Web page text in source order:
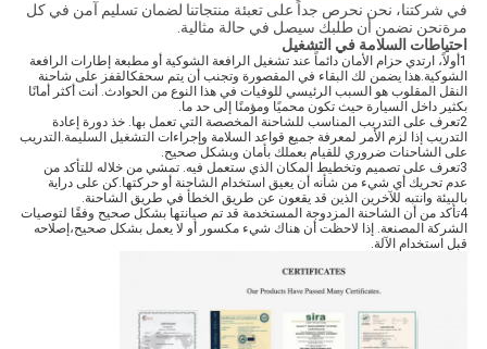
في شركتنا، نحن نحرص جداً على تعبئة منتجاتنا لضمان تسليم آمن في كل
مرةنحن نضمن أن طلبك سيصل في حالة مثالية.
احتياطات السلامة في التشغيل
1أولاً، ارتدي حزام الأمان دائماً عند تشغيل الرافعة الشوكية أو مطبعة إطارات الرافعة
الشوكية.هذا يضمن لك البقاء في المقصورة وتجنب أن يتم سحقكالقفز على شاحنة
النقل المقلوب هو السبب الرئيسي للوفيات في هذا النوع من الحوادث. أنت أكثر أمانًا
بكثير داخل السيارة حيث تكون محميًا ومؤمنًا إلى حد ما.
2تعرف على التدريب المناسب للشاحنة المخصصة التي تعمل بها. خذ دورة إعادة
التدريب إذا لزم الأمر لمعرفة جميع قواعد السلامة وإجراءات التشغيل السليمة.التدريب
على الشاحنات ضروري للقيام بعملك بأمان وبشكل صحيح.
3تعرف على تصميم وتخطيط المكان الذي ستعمل فيه. تمشي من خلاله للتأكد من
عدم تحريك أي شيء من شأنه أن يعيق استخدام الشاحنة أو حركتها.كن على دراية
بالبيئة وانتبه للآخرين الذين قد يقعون عن طريق الخطأ في طريق الشاحنة.
4تأكد من أن الشاحنة المزدوجة المستخدمة قد تم صيانتها بشكل صحيح وفقًا لتوصيات
الشركة المصنعة. إذا لاحظت أن هناك شيء مكسور أو لا يعمل بشكل صحيح،إصلاحه
قبل استخدام الآلة.